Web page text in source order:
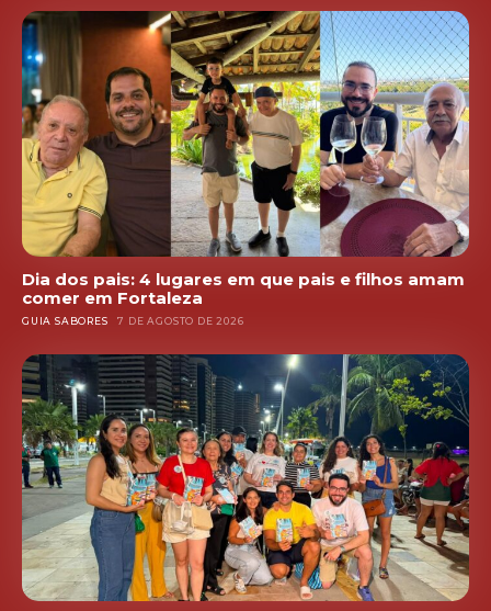
Dia dos pais: 4 lugares em que pais e filhos amam
comer em Fortaleza
GUIA SABORES 7 DE AGOSTO DE 2026